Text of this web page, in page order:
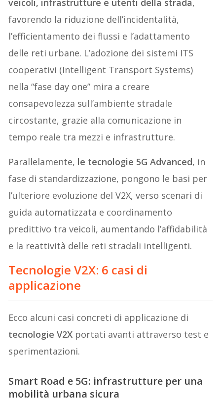
favorendo la riduzione dell’incidentalità,
l’efficientamento dei flussi e l’adattamento
delle reti urbane. L’adozione dei sistemi ITS
cooperativi (Intelligent Transport Systems)
nella “fase day one” mira a creare
consapevolezza sull’ambiente stradale
circostante, grazie alla comunicazione in
tempo reale tra mezzi e infrastrutture.
Parallelamente, le tecnologie 5G Advanced, in
fase di standardizzazione, pongono le basi per
l’ulteriore evoluzione del V2X, verso scenari di
guida automatizzata e coordinamento
predittivo tra veicoli, aumentando l’affidabilità
e la reattività delle reti stradali intelligenti.
TecnologieV2X: 6 casi di
applicazione
Ecco alcuni casi concreti di applicazione di
tecnologie V2X portati avanti attraverso test e
sperimentazioni.
Smart Road e 5G: infrastrutture per una
mobilità urbana sicura